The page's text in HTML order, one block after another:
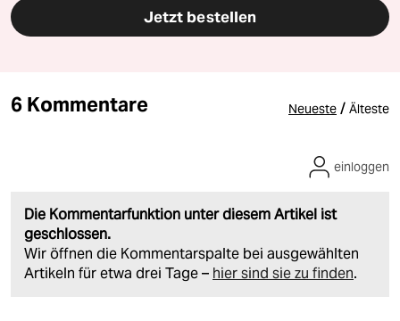
Jetzt bestellen
6 Kommentare Neueste / Älteste
Die Kommentarfunktion unter diesem Artikel ist
geschlossen.
Wir öffnen die Kommentarspalte bei ausgewählten
Artikeln für etwa drei Tage – hier sind sie zu finden.
einloggen